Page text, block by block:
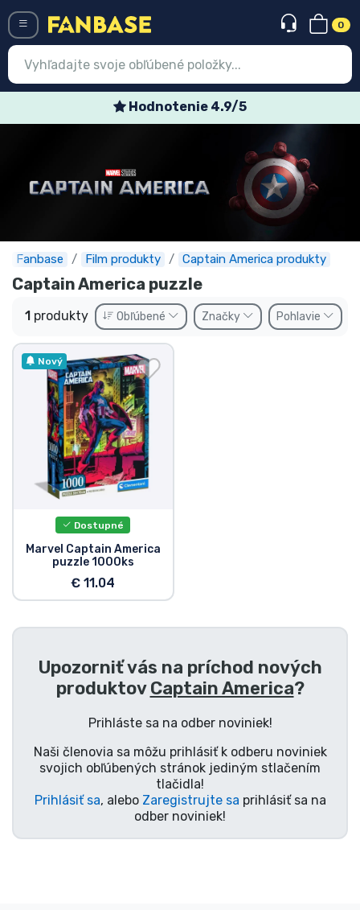
0
Hodnotenie 4.9/5
Fanbase Film produkty Captain America produkty
Captain America puzzle
1 produkty Obľúbené Značky Pohlavie
Nový
Dostupné
Marvel Captain America
puzzle 1000ks
€ 11.04
Upozorniť vás na príchod nových
produktovCaptain America?
Prihláste sa na odber noviniek!
Naši členovia sa môžu prihlásiť k odberu noviniek
svojich obľúbených stránok jediným stlačením
tlačidla!
Prihlásiť sa, alebo Zaregistrujte sa prihlásiť sa na
odber noviniek!
Registrácia
Najnovšie
Expresná preprava
Predobjednávky
Outlet produkty
Preprava a platba
Zoradiť podľa série
Zoradiť podľa filmov
Zoradiť podľa karikatúry
Zoradiť podľa Anime
Zoradiť podľa hier
Zoradiť podľa hudby
Typy výrobkov